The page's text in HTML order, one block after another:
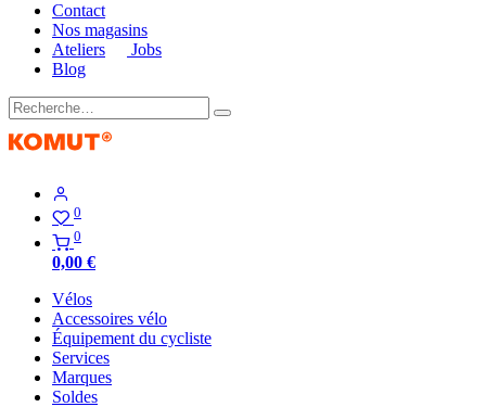
Contact
Nos magasins
Ateliers
Jobs
Blog
0
0
0,00 €
Vélos
Accessoires vélo
Équipement du cycliste
Services
Marques
Soldes